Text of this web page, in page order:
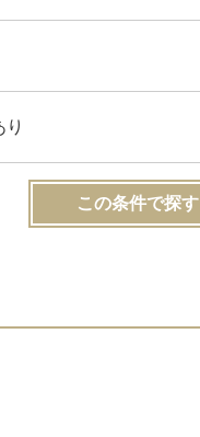
り
この条件で探す